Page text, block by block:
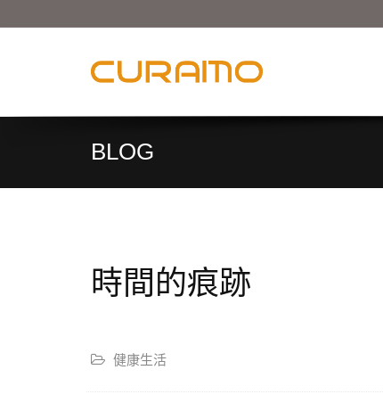
BLOG
時間的痕跡
健康生活